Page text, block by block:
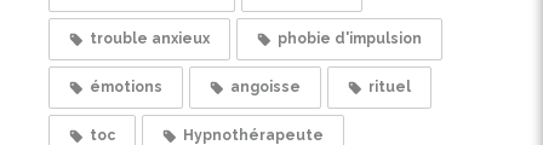
trouble anxieux phobie d'impulsion
émotions angoisse rituel
toc Hypnothérapeute